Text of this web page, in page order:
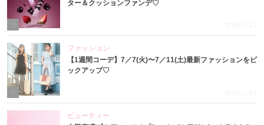
3
ター＆クッションファンデ♡
2026.7.14
4
ファッション
【1週間コーデ】7／7(火)〜7／11(土)最新ファッションをピ
ックアップ♡
2026.7.15
ビューティー